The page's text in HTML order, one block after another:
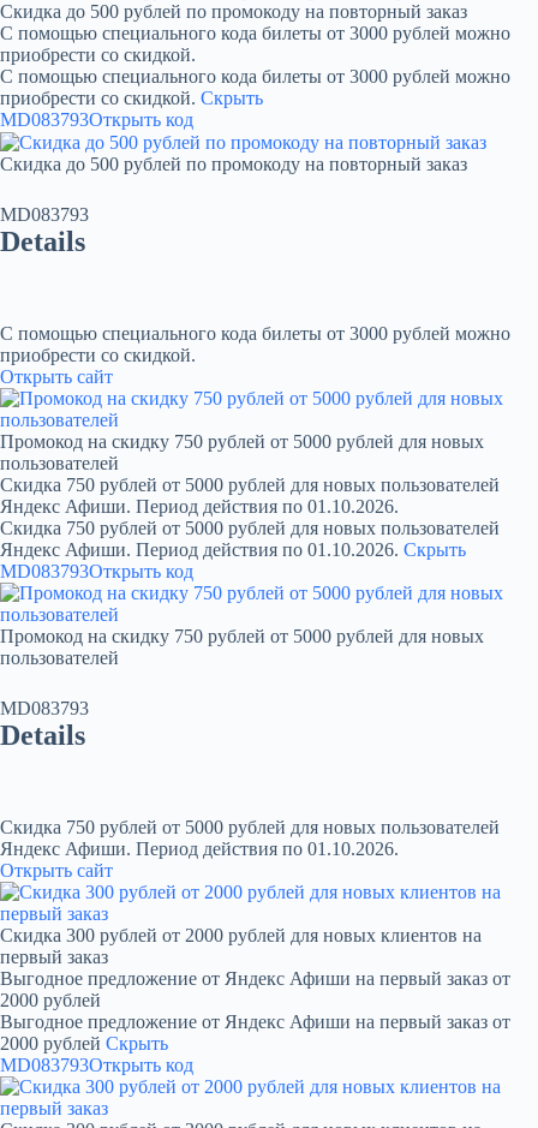
Скидка до 500 рублей по промокоду на повторный заказ
С помощью специального кода билеты от 3000 рублей можно
приобрести со скидкой.
С помощью специального кода билеты от 3000 рублей можно
приобрести со скидкой. Скрыть
MD083793Открыть код
Скидка до 500 рублей по промокоду на повторный заказ
MD083793
Details
С помощью специального кода билеты от 3000 рублей можно
приобрести со скидкой.
Открыть сайт
Промокод на скидку 750 рублей от 5000 рублей для новых
пользователей
Скидка 750 рублей от 5000 рублей для новых пользователей
Яндекс Афиши. Период действия по 01.10.2026.
Скидка 750 рублей от 5000 рублей для новых пользователей
Яндекс Афиши. Период действия по 01.10.2026. Скрыть
MD083793Открыть код
Промокод на скидку 750 рублей от 5000 рублей для новых
пользователей
MD083793
Details
Скидка 750 рублей от 5000 рублей для новых пользователей
Яндекс Афиши. Период действия по 01.10.2026.
Открыть сайт
Скидка 300 рублей от 2000 рублей для новых клиентов на
первый заказ
Выгодное предложение от Яндекс Афиши на первый заказ от
2000 рублей
Выгодное предложение от Яндекс Афиши на первый заказ от
2000 рублей Скрыть
MD083793Открыть код